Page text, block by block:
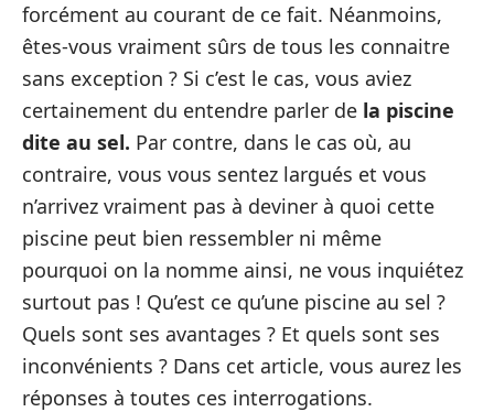
forcément au courant de ce fait. Néanmoins,
êtes-vous vraiment sûrs de tous les connaitre
sans exception ? Si c’est le cas, vous aviez
certainement du entendre parler de la piscine
dite au sel. Par contre, dans le cas où, au
contraire, vous vous sentez largués et vous
n’arrivez vraiment pas à deviner à quoi cette
piscine peut bien ressembler ni même
pourquoi on la nomme ainsi, ne vous inquiétez
surtout pas ! Qu’est ce qu’une piscine au sel ?
Quels sont ses avantages ? Et quels sont ses
inconvénients ? Dans cet article, vous aurez les
réponses à toutes ces interrogations.